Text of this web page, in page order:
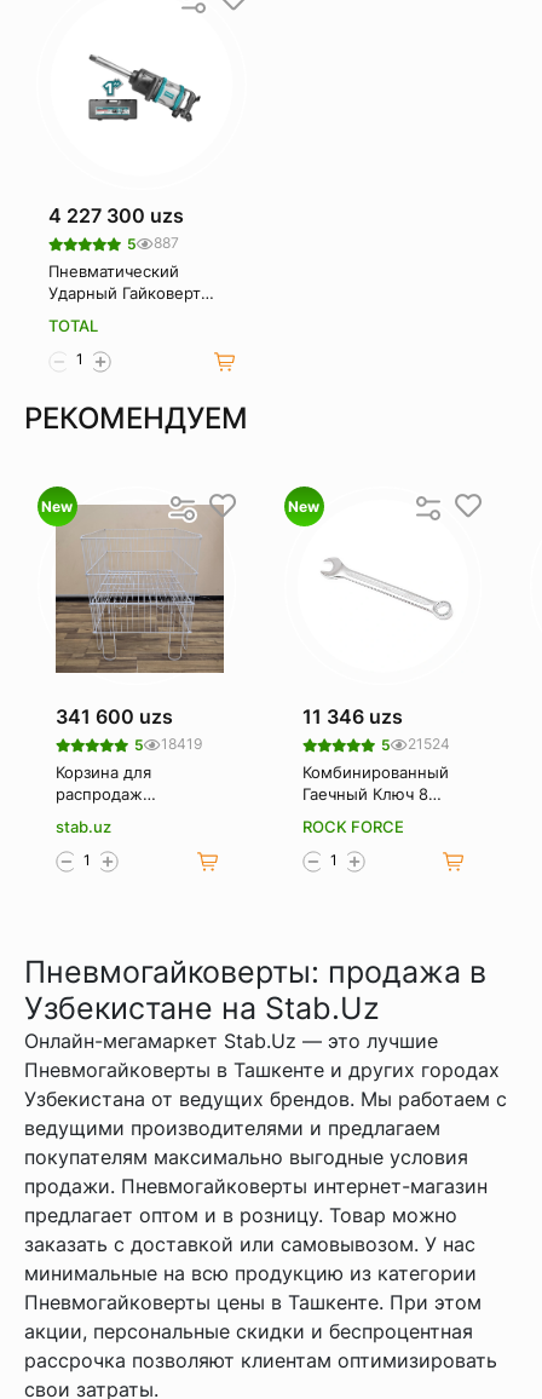
4 227 300 uzs
5 887
Пневматический
Ударный Гайковерт
TOTAL
РЕКОМЕНДУЕМ
New
341 600 uzs
5 18419
Корзина для
распродаж
накопитель)
stab.uz
New
11 346 uzs
5 21524
Комбинированный
Гаечный Ключ 8
75508
ROCK FORCE
Пневмогайковерты: продажа в
Узбекистане на Stab.Uz
Онлайн-мегамаркет Stab.Uz — это лучшие
Пневмогайковерты в Ташкенте и других городах
Узбекистана от ведущих брендов. Мы работаем с
ведущими производителями и предлагаем
покупателям максимально выгодные условия
продажи. Пневмогайковерты интернет-магазин
предлагает оптом и в розницу. Товар можно
заказать с доставкой или самовывозом. У нас
минимальные на всю продукцию из категории
Пневмогайковерты цены в Ташкенте. При этом
акции, персональные скидки и беспроцентная
рассрочка позволяют клиентам оптимизировать
свои затраты.